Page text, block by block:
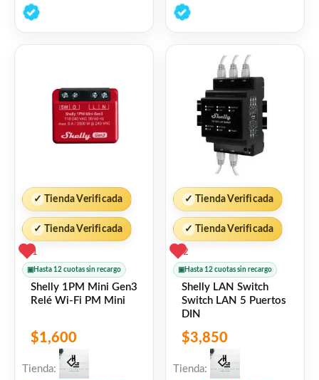
0
de
0
de
✓ Tienda Verificada
✓ Tienda Verificada
1
▣ Hasta 12 cuotas sin recargo
Shelly 1PM Mini Gen3
Relé Wi-Fi PM Mini
$1,600
Tienda:
✓ Tienda Verificada
✓ Tienda Verificada
2
▣ Hasta 12 cuotas sin recargo
Shelly LAN Switch
Switch LAN 5 Puertos
DIN
$3,850
Tienda: